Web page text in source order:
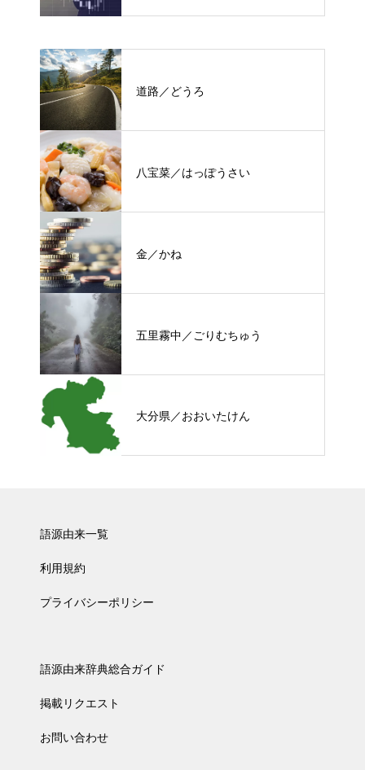
道路／どうろ
八宝菜／はっぽうさい
金／かね
五里霧中／ごりむちゅう
大分県／おおいたけん
語源由来一覧
利用規約
プライバシーポリシー
語源由来辞典総合ガイド
掲載リクエスト
お問い合わせ